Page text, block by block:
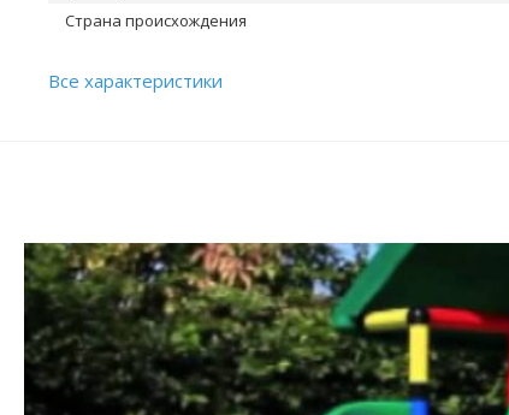
Страна происхождения
Все характеристики